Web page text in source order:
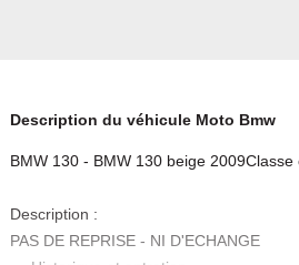
Description du véhicule Moto Bmw
BMW 130 - BMW 130 beige 2009Classe
Description :
PAS DE REPRISE - NI D'ECHANGE